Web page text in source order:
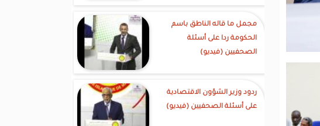
مجمل ما قاله الناطق باسم
الحكومة ردا على أسئلة
الصحفيين (فيديو)
ردود وزير الشؤون الاقتصادية
على أسئلة الصحفيين (فيديو)